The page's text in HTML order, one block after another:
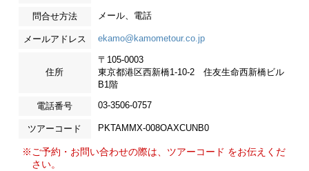
問合せ方法 メール、電話
メールアドレス ekamo@kamometour.co.jp
住所
〒105-0003
東京都港区西新橋1-10-2 住友生命西新橋ビル
B1階
電話番号 03-3506-0757
ツアーコード PKTAMMX-008OAXCUNB0
※ご予約・お問い合わせの際は、ツアーコード をお伝えくだ
さい。